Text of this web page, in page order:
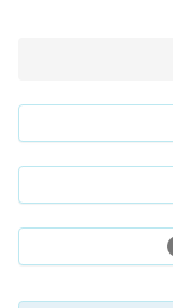
تكريم السفير د . داليا الشريف بلقب “القائد المؤثر للتراث على مستوى العالم 2026
ارتفاع عدد الشهداء الفلسطينيين في العدوان الإسرائيلي على قطاع غزة إلى 73,386 شهيدًا
ولي عهد مملكة البحرين يستقبل سفير خادم الحرمين الشريفين